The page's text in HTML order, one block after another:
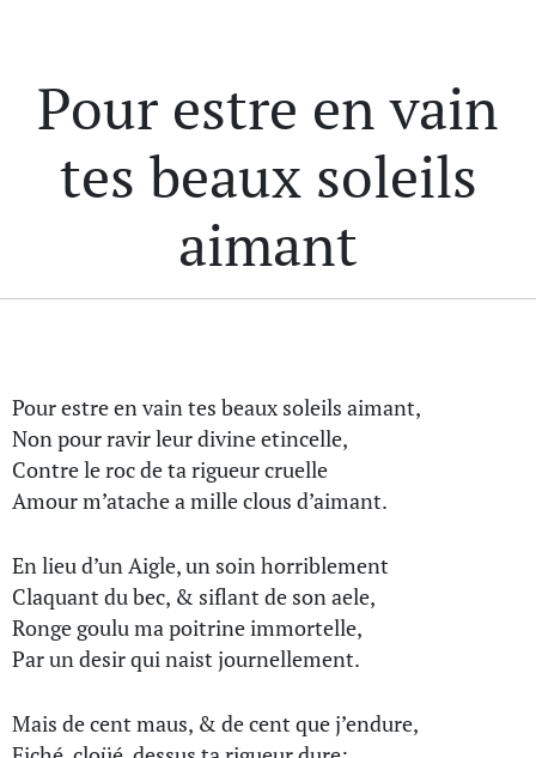
Pour estre en vain
tes beaux soleils
aimant
Pour estre en vain tes beaux soleils aimant,
Non pour ravir leur divine etincelle,
Contre le roc de ta rigueur cruelle
Amour m’atache a mille clous d’aimant.
En lieu d’un Aigle, un soin horriblement
Claquant du bec, & siflant de son aele,
Ronge goulu ma poitrine immortelle,
Par un desir qui naist journellement.
Mais de cent maus, & de cent que j’endure,